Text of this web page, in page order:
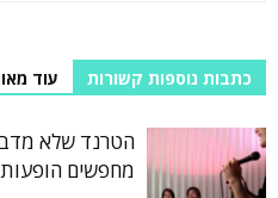
כתבות נוספות קשורות עוד
הטרנד שלא
מחפשים